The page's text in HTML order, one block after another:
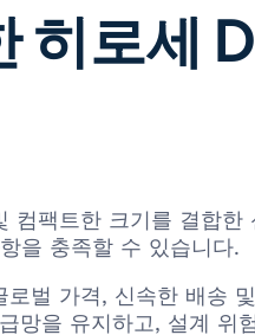
히로세
팩트한 크기를 결합
을 충족할 수 있습니다.
벌 가격, 신속한 배송
망을 유지하고, 설계